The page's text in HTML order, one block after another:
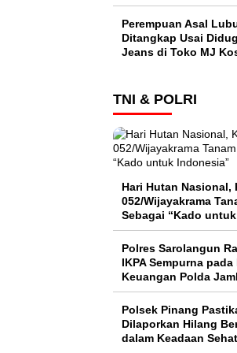
Perempuan Asal
Ditangkap Usai
Jeans di Toko MJ
TNI & POLRI
Hari Hutan Nasional,
052/Wijayakrama
Sebagai “Kado
Polres Sarolangun
IKPA Sempurna
Keuangan Polda
Polsek Pinang
Dilaporkan Hilang
dalam Keadaan Sehat